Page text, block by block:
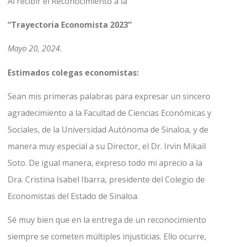
“Trayectoria Economista 2023”
Mayo 20, 2024.
Estimados colegas economistas:
Sean mis primeras palabras para expresar un sincero
agradecimiento a la Facultad de Ciencias Económicas y
Sociales, de la Universidad Autónoma de Sinaloa, y de
manera muy especial a su Director, el Dr. Irvin Mikail
Soto. De igual manera, expreso todo mi aprecio a la
Dra. Cristina Isabel Ibarra, presidente del Colegio de
Economistas del Estado de Sinaloa.
Sé muy bien que en la entrega de un reconocimiento
siempre se cometen múltiples injusticias. Ello ocurre,